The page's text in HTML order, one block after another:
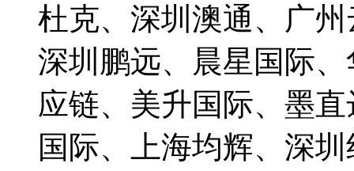
杜克、深圳澳通、广
深圳鹏远、晨星国际
应链、美升国际、墨
国际、上海均辉、深